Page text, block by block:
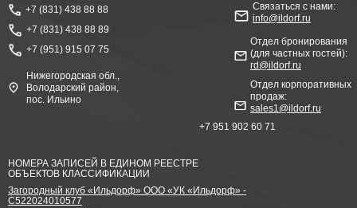
НОМЕРА ЗАПИСЕЙ В ЕДИНОМ РЕЕСТРЕ
ОБЪЕКТОВ КЛАССИФИКАЦИИ
Загородный клуб «Ильдорф» ООО «УК «Ильдорф» -
С522024010577
+7 (831) 438 88 88
+7 (831) 438 88 89
+7 (951) 915 07 75
Связаться с нами:
info@ildorf.ru
Отдел бронирования
(для частных гостей):
rd@ildorf.ru
Отдел корпоративных
продаж:
sales1@ildorf.ru
Нижегородская обл.,
Володарский район,
пос. Ильино
+7 951 902 60 71